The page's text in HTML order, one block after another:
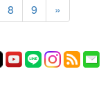
8 9 »